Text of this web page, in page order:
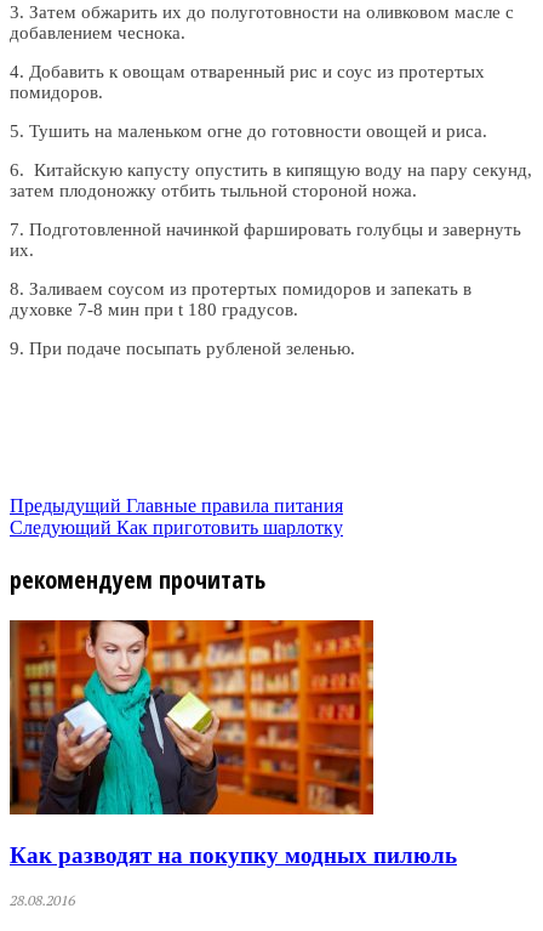
3. Затем обжарить их до полуготовности на оливковом масле с
добавлением чеснока.
4. Добавить к овощам отваренный рис и соус из протертых
помидоров.
5. Тушить на маленьком огне до готовности овощей и риса.
6. Китайскую капусту опустить в кипящую воду на пару секунд,
затем плодоножку отбить тыльной стороной ножа.
7. Подготовленной начинкой фаршировать голубцы и завернуть
их.
8. Заливаем соусом из протертых помидоров и запекать в
духовке 7-8 мин при t 180 градусов.
9. При подаче посыпать рубленой зеленью.
Предыдущий Главные правила питания
Следующий Как приготовить шарлотку
рекомендуем прочитать
Как разводят на покупку модных пилюль
28.08.2016